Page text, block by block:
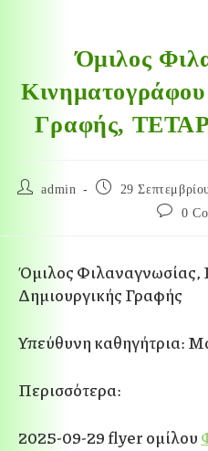
Όμιλος
Γραφής,
admin 29
0
Όμιλος Φιλαναγνωσίας,
Δημιουργικής Γραφής
Υπεύθυνη καθηγήτρια:
Περισσότερα:
2025-09-29 flyer ομίλου